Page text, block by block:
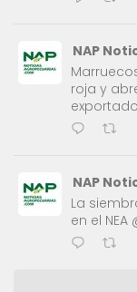
NAP
roja y
NAP
La
en el